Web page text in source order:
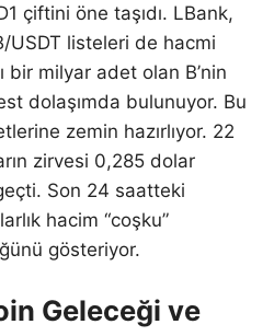
çiftini öne taşıdı. LBank,
USDT listeleri de hacmi
bir milyar adet olan B’nin
dolaşımda bulunuyor. Bu
zemin hazırlıyor. 22
zirvesi 0,285 dolar
Son 24 saatteki
hacim “coşku”
gösteriyor.
Geleceği ve